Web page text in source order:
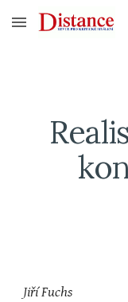
Skip to main content
Jiří Fuchs